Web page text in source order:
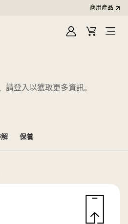
商用產品
登
購
請登入以獲取更多資訊。
保養